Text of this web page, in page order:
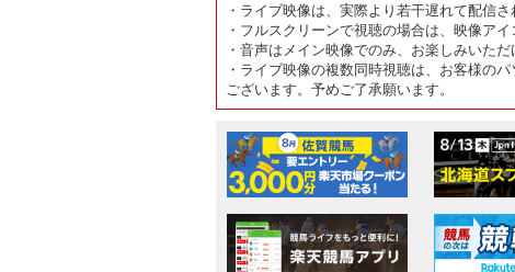
・ライブ映像は、実際より若干遅れて配信さ
・フルスクリーンで視聴の場合は、映像ア
・音声はメイン映像でのみ、お楽しみいただ
・ライブ映像の複数同時視聴は、お客様の
ございます。予めご了承願います。